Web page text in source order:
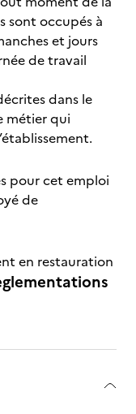
sont occupés à
et jours
de travail
dans le
métier qui
pour cet emploi
de
en restauration